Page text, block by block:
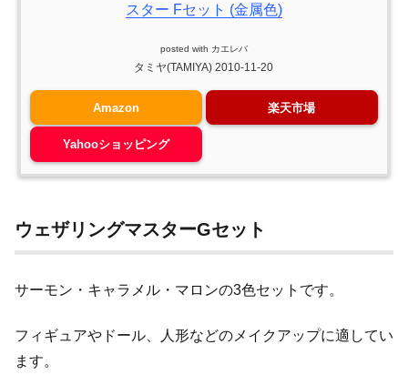
スター Fセット (金属色)
posted with カエレバ
タミヤ(TAMIYA) 2010-11-20
Amazon 楽天市場
Yahooショッピング
ウェザリングマスターGセット
サーモン・キャラメル・マロンの3色セットです。
フィギュアやドール、人形などのメイクアップに適してい
ます。